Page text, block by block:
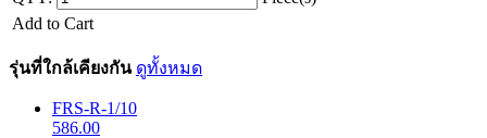
Add to Cart
รุ่นที่ใกล้เคียงกัน ดูทั้งหมด
FRS-R-1/10
586.00